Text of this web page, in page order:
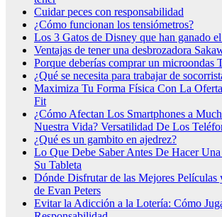
Cuidar peces con responsabilidad
¿Cómo funcionan los tensiómetros?
Los 3 Gatos de Disney que han ganado
Ventajas de tener una desbrozadora
Porque deberías comprar un microondas
¿Qué se necesita para trabajar de
Maximiza Tu Forma Física Con La
Fit
¿Cómo Afectan Los Smartphones a
Nuestra Vida? Versatilidad De Los
¿Qué es un gambito en ajedrez?
Lo Que Debe Saber Antes De Hacer
Su Tableta
Dónde Disfrutar de las Mejores Películas
de Evan Peters
Evitar la Adicción a la Lotería: Cómo